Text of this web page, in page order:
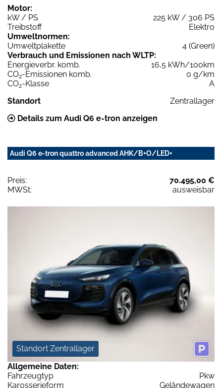
Motor:
kW / PS
225 kW / 306 PS
Treibstoff
Elektro
Umweltnormen:
Umweltplakette
4 (Green)
Verbrauch und Emissionen nach WLTP:
Energieverbr. komb.
16,5 kWh/100km
CO2-Emissionen komb.
0 g/km
CO2-Klasse
A
Standort
Zentrallager
Details zum Audi Q6 e-tron anzeigen
Audi Q6 e-tron quattro advanced AHK/B+O/LED+
Preis:
70.495,00 €
MWSt:
ausweisbar
Standort Zentrallager
Allgemeine Daten:
Fahrzeugtyp
Pkw
Karosserieform
Geländewagen